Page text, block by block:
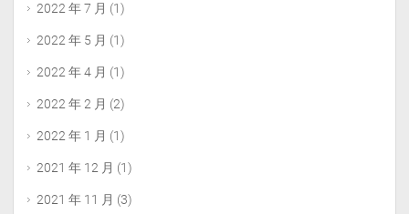
2022 年 7 月 (1)
2022 年 5 月 (1)
2022 年 4 月 (1)
2022 年 2 月 (2)
2022 年 1 月 (1)
2021 年 12 月 (1)
2021 年 11 月 (3)